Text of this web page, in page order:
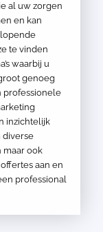
al uw zorgen
en kan
te vinden
waarbij u
genoeg
professionele
inzichtelijk
diverse
maar ook
aan en
professional